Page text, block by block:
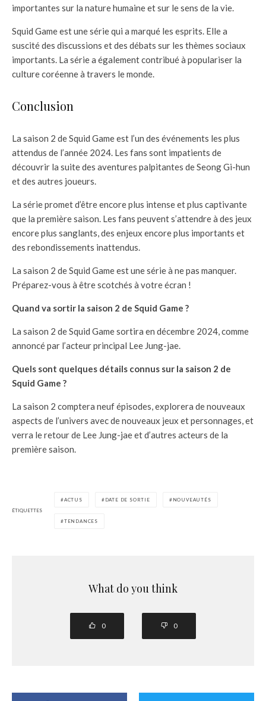
importantes sur la nature humaine et sur le sens de la vie.
Squid Game est une série qui a marqué les esprits. Elle a
suscité des discussions et des débats sur les thèmes sociaux
importants. La série a également contribué à populariser la
culture coréenne à travers le monde.
Conclusion
La saison 2 de Squid Game est l’un des événements les plus
attendus de l’année 2024. Les fans sont impatients de
découvrir la suite des aventures palpitantes de Seong Gi-hun
et des autres joueurs.
La série promet d’être encore plus intense et plus captivante
que la première saison. Les fans peuvent s’attendre à des jeux
encore plus sanglants, des enjeux encore plus importants et
des rebondissements inattendus.
La saison 2 de Squid Game est une série à ne pas manquer.
Préparez-vous à être scotchés à votre écran !
Quand va sortir la saison 2 de Squid Game ?
La saison 2 de Squid Game sortira en décembre 2024, comme
annoncé par l’acteur principal Lee Jung-jae.
Quels sont quelques détails connus sur la saison 2 de
Squid Game ?
La saison 2 comptera neuf épisodes, explorera de nouveaux
aspects de l’univers avec de nouveaux jeux et personnages, et
verra le retour de Lee Jung-jae et d’autres acteurs de la
première saison.
ÉTIQUETTES
ACTUS DATE DE SORTIE NOUVEAUTÉS
TENDANCES
What do you think
0 0